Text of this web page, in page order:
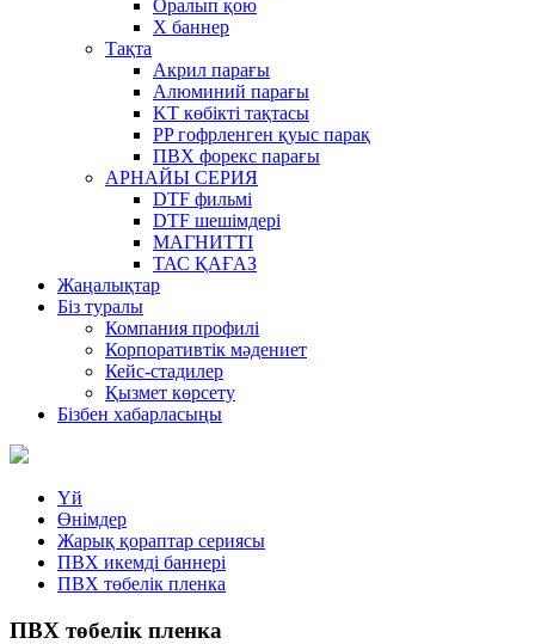
Оралып қою
X баннер
Тақта
Акрил парағы
Алюминий парағы
KT көбікті тақтасы
PP гофрленген қуыс парақ
ПВХ форекс парағы
АРНАЙЫ СЕРИЯ
DTF фильмі
DTF шешімдері
МАГНИТТІ
ТАС ҚАҒАЗ
Жаңалықтар
Біз туралы
Компания профилі
Корпоративтік мәдениет
Кейс-стадилер
Қызмет көрсету
Бізбен хабарласыңы
Үй
Өнімдер
Жарық қораптар сериясы
ПВХ икемді баннері
ПВХ төбелік пленка
ПВХ төбелік пленка